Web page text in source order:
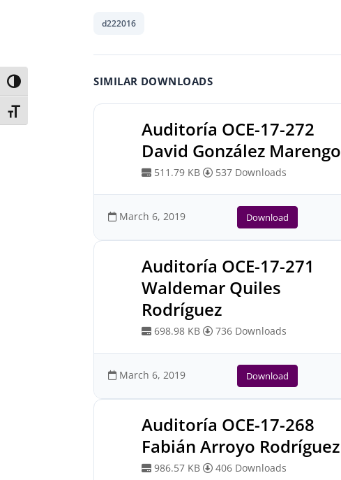
Toggle High Contrast
Toggle Font size
d222016
SIMILAR DOWNLOADS
Auditoría OCE-17-272
David González Marengo
511.79 KB 537 Downloads
March 6, 2019 Download
Auditoría OCE-17-271
Waldemar Quiles
Rodríguez
698.98 KB 736 Downloads
March 6, 2019 Download
Auditoría OCE-17-268
Fabián Arroyo Rodríguez
986.57 KB 406 Downloads